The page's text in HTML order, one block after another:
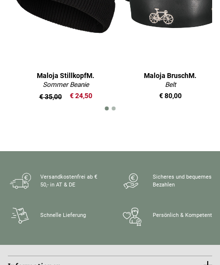
Maloja StillkopfM.
Sommer Beanie
€ 24,50
€ 35,00
Maloja BruschM.
Belt
€ 80,00
Versandkostenfrei ab €
50,- in AT & DE
Sicheres und bequemes
Bezahlen
Schnelle Lieferung Persönlich & Kompetent